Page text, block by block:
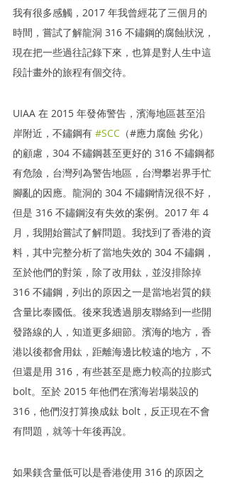
我有很多感觸，2017 年我曾經花了三個月的
時間，嘗試了解龍洞 316 不鏽鋼的腐蝕狀況，
現在把一些過往記錄下來，也算是對人生中這
段計畫外的旅程有個交待。
UIAA 在 2015 年發佈警告，濱海地區甚至沿
岸附近，不鏽鋼有 #SCC （#應力腐蝕 劣化）
的顧慮，304 不鏽鋼甚至更好的 316 不鏽鋼都
有危險，台灣列為警告地區，台灣攀岩界手忙
腳亂的因應。龍洞的 304 不鏽鋼情況很不好，
但是 316 不鏽鋼沒有失效的案例。2017 年 4
月，我開始嘗試了解問題。我找到了香港的資
料，其中完整分析了當地失效的 304 不鏽鋼，
至於他們的對策，除了改用鈦，並沒排除掉
316 不鏽鋼，列出的原因之一是當地岩質的鎂
含量比泰國低。後來我透過朋友聯絡到一些開
發路線的人，知道更多細節。濱海的地方，香
港以後都會用鈦，距離海邊比較遠的地方，不
但還是用 316，有些甚至是應力較高的拉膨式
bolt。至於 2015 年他們在濱海岩場裝設的
316，他們沒打算換成鈦 bolt，反正現在不會
有問題，就等十年後再說。
如果鎂含量低可以是香港使用 316 的原因之